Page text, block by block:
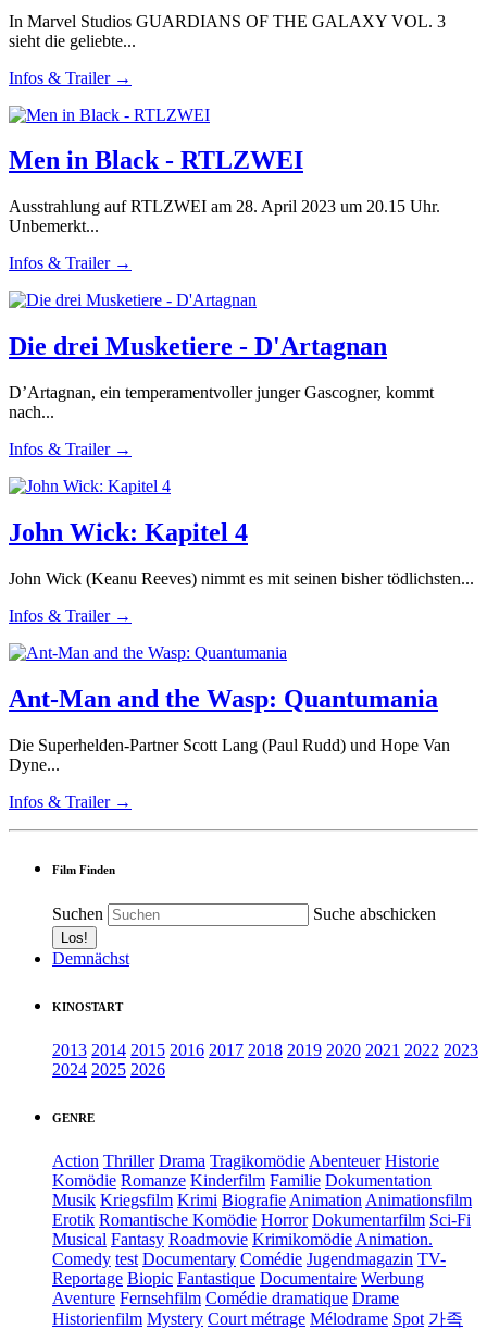
In Marvel Studios GUARDIANS OF THE GALAXY VOL. 3
sieht die geliebte...
Infos & Trailer →
Men in Black - RTLZWEI
Ausstrahlung auf RTLZWEI am 28. April 2023 um 20.15 Uhr.
Unbemerkt...
Infos & Trailer →
Die drei Musketiere - D'Artagnan
D’Artagnan, ein temperamentvoller junger Gascogner, kommt
nach...
Infos & Trailer →
John Wick: Kapitel 4
John Wick (Keanu Reeves) nimmt es mit seinen bisher tödlichsten...
Infos & Trailer →
Ant-Man and the Wasp: Quantumania
Die Superhelden-Partner Scott Lang (Paul Rudd) und Hope Van
Dyne...
Infos & Trailer →
Film Finden
Suchen Suche abschicken
Demnächst
KINOSTART
2013 2014 2015 2016 2017 2018 2019 2020 2021 2022 2023
2024 2025 2026
GENRE
Action Thriller Drama Tragikomödie Abenteuer Historie
Komödie Romanze Kinderfilm Familie Dokumentation
Musik Kriegsfilm Krimi Biografie Animation Animationsfilm
Erotik Romantische Komödie Horror Dokumentarfilm Sci-Fi
Musical Fantasy Roadmovie Krimikomödie Animation.
Comedy test Documentary Comédie Jugendmagazin TV-
Reportage Biopic Fantastique Documentaire Werbung
Aventure Fernsehfilm Comédie dramatique Drame
Historienfilm Mystery Court métrage Mélodrame Spot 가족